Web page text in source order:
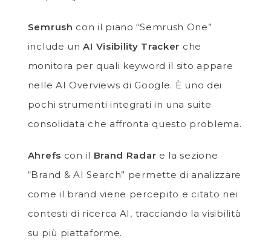
Semrush con il piano “Semrush One”
include unAI Visibility Tracker che
monitora per quali keyword il sito appare
nelle AI Overviews di Google. È uno dei
pochi strumenti integrati in una suite
consolidata che affronta questo problema.
Ahrefs con il Brand Radar e la sezione
“Brand & AI Search” permette di analizzare
come il brand viene percepito e citato nei
contesti di ricerca AI, tracciando la visibilità
su più piattaforme.